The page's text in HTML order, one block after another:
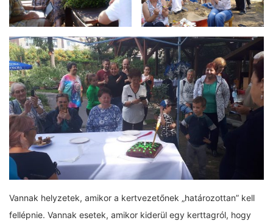
Vannak helyzetek, amikor a kertvezetőnek „határozottan” kell
fellépnie. Vannak esetek, amikor kiderül egy kerttagról, hogy